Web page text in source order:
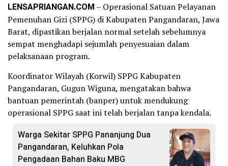
LENSAPRIANGAN.COM – Operasional Satuan Pelayanan
Pemenuhan Gizi (SPPG) di Kabupaten Pangandaran, Jawa
Barat, dipastikan berjalan normal setelah sebelumnya
sempat menghadapi sejumlah penyesuaian dalam
pelaksanaan program.
Koordinator Wilayah (Korwil) SPPG Kabupaten
Pangandaran, Gugun Wiguna, mengatakan bahwa
bantuan pemerintah (banper) untuk mendukung
operasional SPPG saat ini telah berjalan tanpa kendala.
Warga Sekitar SPPG Pananjung Dua
Pangandaran, Keluhkan Pola
Pengadaan Bahan Baku MBG